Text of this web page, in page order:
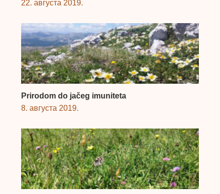
22. августа 2019.
Prirodom do jačeg imuniteta
8. августа 2019.